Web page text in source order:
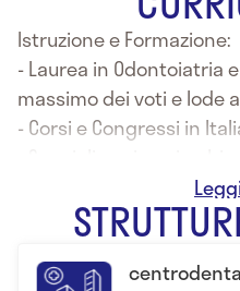
Istruzione e Formazione:
- Laurea in Odontoiatria
massimo dei voti e lode
- Corsi e Congressi in
paradontale,
faccette, flapless,
pedodonzia, protesi
e all on six, gnatologia